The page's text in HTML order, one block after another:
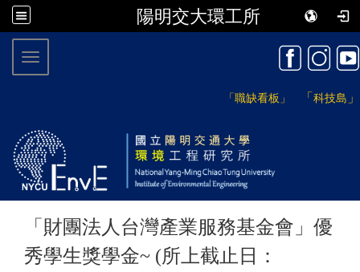
陽明交大環工所
「職缺看板」 「科技島 」
Toggle navigation
「財團法人台灣產業服務基金會」優
秀學生獎學金~ (所上截止日：